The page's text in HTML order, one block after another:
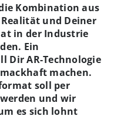
Kombination aus
und Deiner
inder Industrie
Ein
Dir AR-Technologie
machen.
soll per
und wir
es sich lohnt